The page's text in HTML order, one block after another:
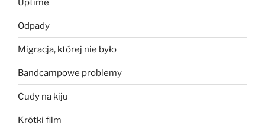
Uptime
Odpady
Migracja, której nie było
Bandcampowe problemy
Cudy na kiju
Krótki film